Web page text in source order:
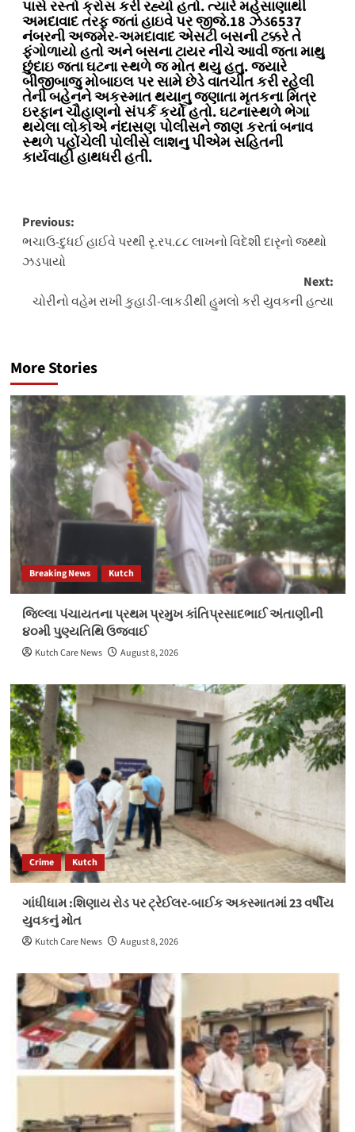
પાસે રસ્તો ક્રોસ કરી રહ્યો હતો. ત્યારે મહેસાણાથી
અમદાવાદ તરફ જતાં હાઇવે પર જીજે.18 ઝેડ6537
નંબરની અજમેર-અમદાવાદ એસટી બસની ટક્કરે તે
ફંગોળાયો હતો અને બસના ટાયર નીચે આવી જતા માથુ
છુંદાઇ જતા ઘટના સ્થળે જ મોત થયુ હતુ. જ્યારે
બીજીબાજુ મોબાઇલ પર સામે છેડે વાતચીત કરી રહેલી
તેની બહેનને અકસ્માત થયાનુ જણાતા મૃતકના મિત્ર
ઇરફાન ચૌહાણનો સંપર્ક કર્યો હતો. ઘટનાસ્થળે ભેગા
થયેલા લોકોએ નંદાસણ પોલીસને જાણ કરતાં બનાવ
સ્થળે પહોંચેલી પોલીસે લાશનુ પીએમ સહિતની
કાર્યવાહી હાથધરી હતી.
Post
navigation
Previous:
ભચાઉ-દુધઈ હાઈવે પરથી રૃ.રપ.૮૮ લાખનો વિદેશી દારૃનો જથ્થો
ઝડપાયો
Next:
ચોરીનો વહેમ રાખી કુહાડી-લાકડીથી હુમલો કરી યુવકની હત્યા
More Stories
Breaking News Kutch
જિલ્લા પંચાયતના પ્રથમ પ્રમુખ કાંતિપ્રસાદભાઈ અંતાણીની
૪૦મી પુણ્યતિથિ ઉજવાઈ
Kutch Care News August 8, 2026
Crime Kutch
ગાંધીધામ :શિણાય રોડ પર ટ્રેઈલર-બાઈક અકસ્માતમાં 23 વર્ષીય
યુવકનું મોત
Kutch Care News August 8, 2026